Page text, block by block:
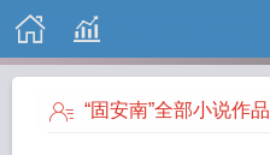
“固安南”全部小说作品